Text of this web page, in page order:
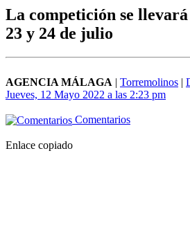
La competición se llevará
23 y 24 de julio
AGENCIA MÁLAGA | Torremolinos |
Jueves, 12 Mayo 2022 a las 2:23 pm
Comentarios
Enlace copiado